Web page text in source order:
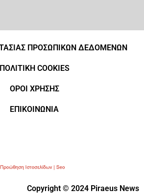
ΠΡΟΣΩΠΙΚΩΝ ΔΕΔΟΜΕΝΩΝ
ΠΟΛΙΤΙΚΗ COOKIES
ΟΡΟΙ ΧΡΗΣΗΣ
ΕΠΙΚΟΙΝΩΝΙΑ
Copyright © 2024 Piraeus News